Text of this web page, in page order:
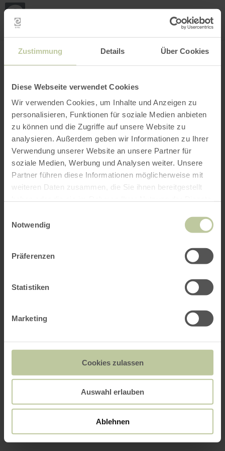
Zustimmung Details Über Cookies
Diese Webseite verwendet Cookies
Wir verwenden Cookies, um Inhalte und Anzeigen zu
personalisieren, Funktionen für soziale Medien anbieten
zu können und die Zugriffe auf unsere Website zu
analysieren. Außerdem geben wir Informationen zu Ihrer
Verwendung unserer Website an unsere Partner für
soziale Medien, Werbung und Analysen weiter. Unsere
Partner führen diese Informationen möglicherweise mit
weiteren Daten zusammen, die Sie ihnen bereitgestellt
Notwendig
Präferenzen
Statistiken
Marketing
Cookies zulassen
Auswahl erlauben
Ablehnen
CARTE INTERACTIVE
ma
Ouvrir le filtre